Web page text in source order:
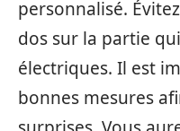
personnalisé.
dos sur la partie
électriques. Il est
bonnes mesures